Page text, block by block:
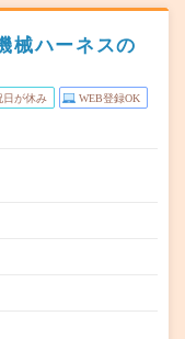
械ハーネスの
日が休み WEB登録OK